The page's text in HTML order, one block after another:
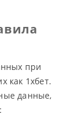
при
как 1хбет.
данные,